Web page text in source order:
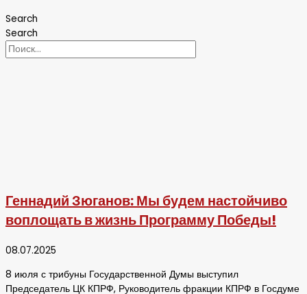
Search
Search
Геннадий Зюганов: Мы будем настойчиво
воплощать в жизнь Программу Победы!
08.07.2025
8 июля с трибуны Государственной Думы выступил
Председатель ЦК КПРФ, Руководитель фракции КПРФ в Госдуме